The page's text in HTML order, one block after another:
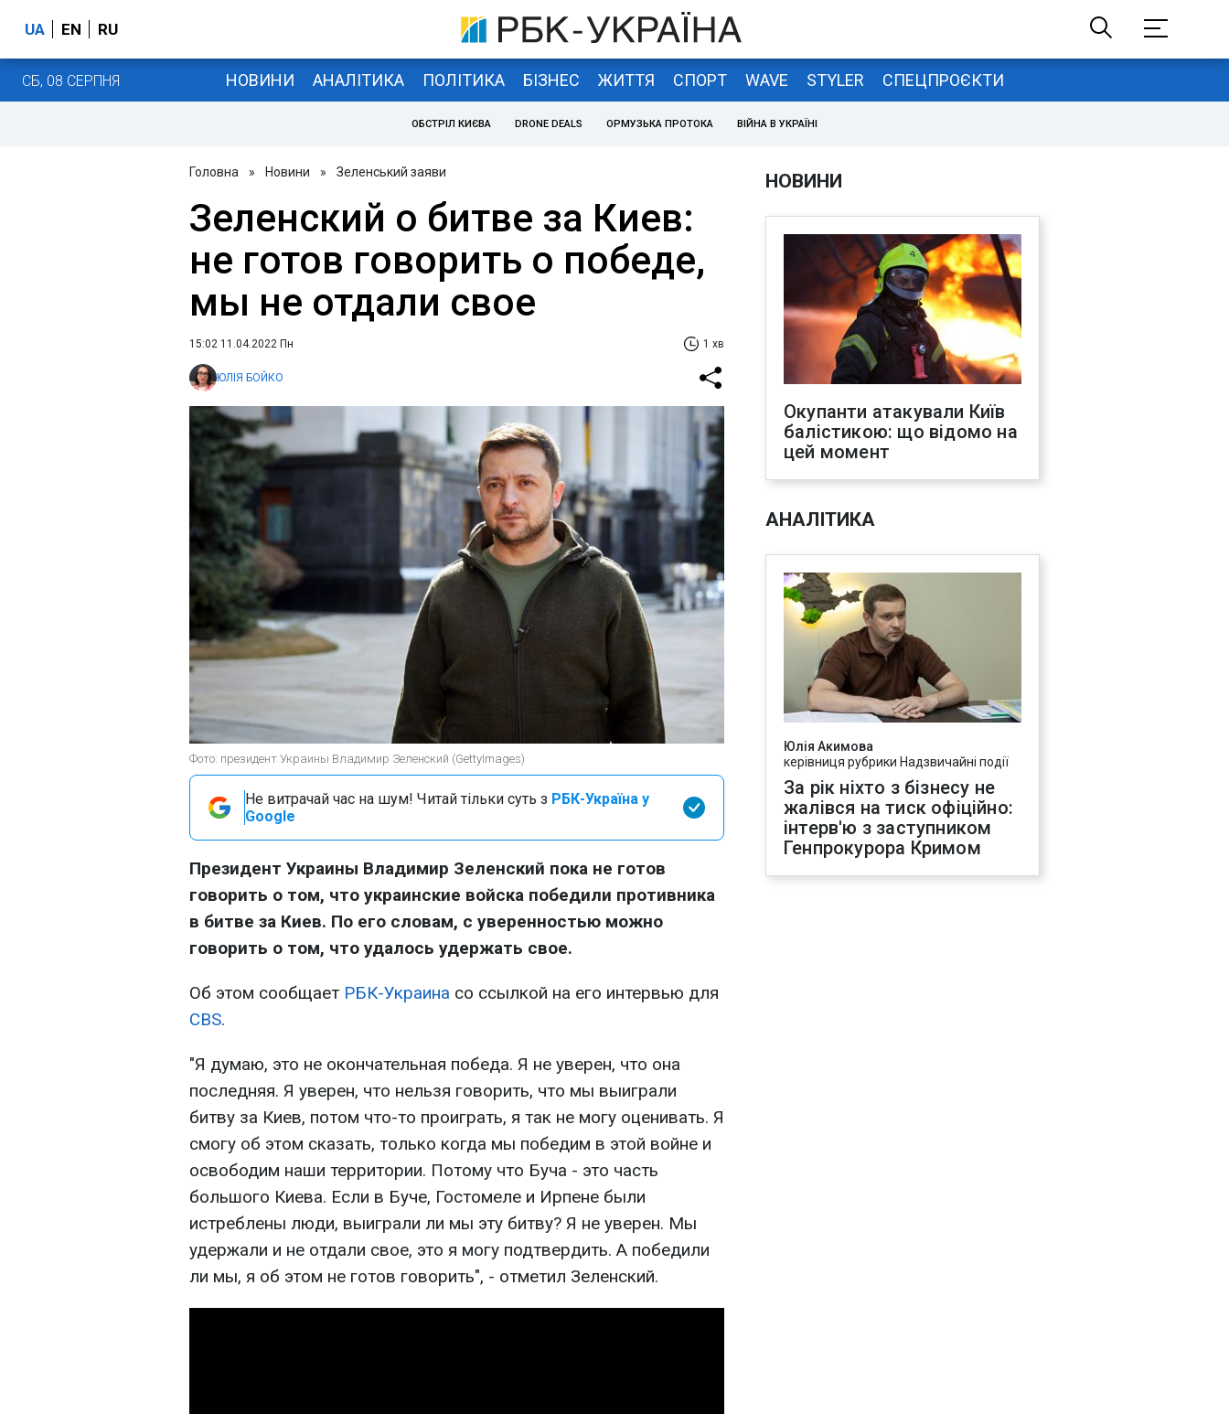
UA EN RU
СБ, 08 СЕРПНЯ НОВИНИ АНАЛІТИКА ПОЛІТИКА БІЗНЕС ЖИТТЯ СПОРТ WAVE STYLER СПЕЦПРОЄКТИ
ОБСТРІЛ КИЄВА DRONE DEALS ОРМУЗЬКА ПРОТОКА ВІЙНА В УКРАЇНІ
Головна » Новини » Зеленський заяви
Зеленский о битве за Киев:
не готов говорить о победе,
мы не отдали свое
15:02 11.04.2022 Пн 1 хв
ЮЛІЯ БОЙКО
Фото: президент Украины Владимир Зеленский (GettyImages)
Не витрачай час на шум! Читай тільки суть з РБК-Україна у
Google
Президент Украины Владимир Зеленский пока не готов
говорить о том, что украинские войска победили противника
в битве за Киев. По его словам, с уверенностью можно
говорить о том, что удалось удержать свое.
Об этом сообщает РБК-Украина со ссылкой на его интервью для
CBS.
"Я думаю, это не окончательная победа. Я не уверен, что она
последняя. Я уверен, что нельзя говорить, что мы выиграли
битву за Киев, потом что-то проиграть, я так не могу оценивать. Я
смогу об этом сказать, только когда мы победим в этой войне и
освободим наши территории. Потому что Буча - это часть
большого Киева. Если в Буче, Гостомеле и Ирпене были
истреблены люди, выиграли ли мы эту битву? Я не уверен. Мы
удержали и не отдали свое, это я могу подтвердить. А победили
ли мы, я об этом не готов говорить", - отметил Зеленский.
НОВИНИ
Окупанти атакували Київ
балістикою: що відомо на
цей момент
АНАЛІТИКА
Юлія Акимова
керівниця рубрики Надзвичайні події
За рік ніхто з бізнесу не
жалівся на тиск офіційно:
інтерв'ю з заступником
Генпрокурора Кримом